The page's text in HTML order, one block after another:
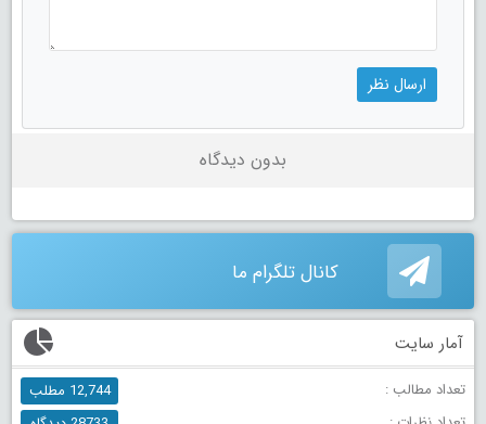
بدون دیدگاه
کانال تلگرام ما
آمار سایت
تعداد مطالب :
12,744 مطلب